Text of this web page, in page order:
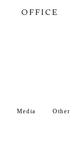
OFFICE
Media Other